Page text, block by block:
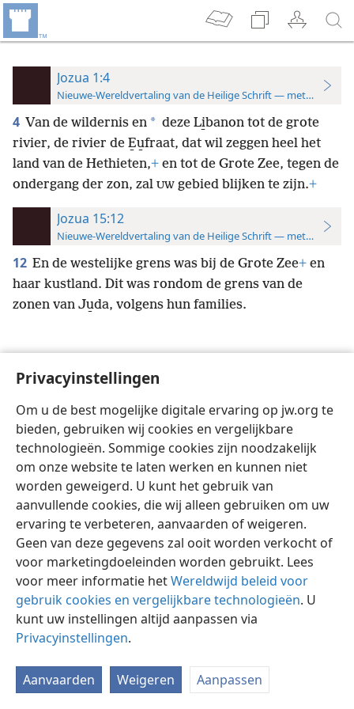
Privacyinstellingen
Om u de best mogelijke digitale ervaring op jw.org te
bieden, gebruiken wij cookies en vergelijkbare
technologieën. Sommige cookies zijn noodzakelijk
om onze website te laten werken en kunnen niet
worden geweigerd. U kunt het gebruik van
aanvullende cookies, die wij alleen gebruiken om uw
ervaring te verbeteren, aanvaarden of weigeren.
Geen van deze gegevens zal ooit worden verkocht of
voor marketingdoeleinden worden gebruikt. Lees
voor meer informatie hetWereldwijd beleid voor
gebruik cookies en vergelijkbare technologieën. U
kunt uw instellingen altijd aanpassen via
Privacyinstellingen.
Aanvaarden Weigeren Aanpassen
Jozua 1:4
Nieuwe-Wereldvertaling van de Heilige Schrift — met
4 Van de wildernis en * deze Li̱banon tot de grote
rivier, de rivier de E̱u̱fraat, dat wil zeggen heel het
land van de Hethieten,+ en tot de Grote Zee, tegen de
ondergang der zon, zal UW gebied blijken te zijn.+
Jozua 15:12
Nieuwe-Wereldvertaling van de Heilige Schrift — met
12 En de westelijke grens was bij de Grote Zee+ en
haar kustland. Dit was rondom de grens van de
zonen van Ju̱da, volgens hun families.
Nederlands Instellingen
Copyright © 2026 Watch Tower Bible and Tract Society of Pennsylvania
Gebruiksvoorwaarden Privacybeleid
JW.ORG
Inloggen